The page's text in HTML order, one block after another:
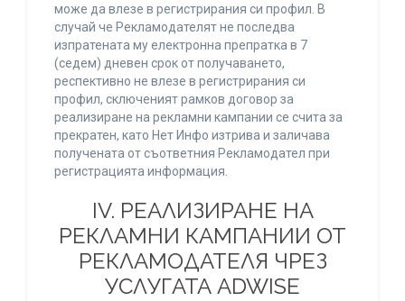
може да влезе в регистрирания си профил. В
случай че Рекламодателят не последва
изпратената му електронна препратка в 7
(седем) дневен срок от получаването,
респективно не влезе в регистрирания си
профил, сключеният рамков договор за
реализиране на рекламни кампании се счита за
прекратен, като Нет Инфо изтрива и заличава
получената от съответния Рекламодател при
регистрацията информация.
IV. РЕАЛИЗИРАНЕ НА
РЕКЛАМНИ КАМПАНИИ ОТ
РЕКЛАМОДАТЕЛЯ ЧРЕЗ
УСЛУГАТА ADWISE